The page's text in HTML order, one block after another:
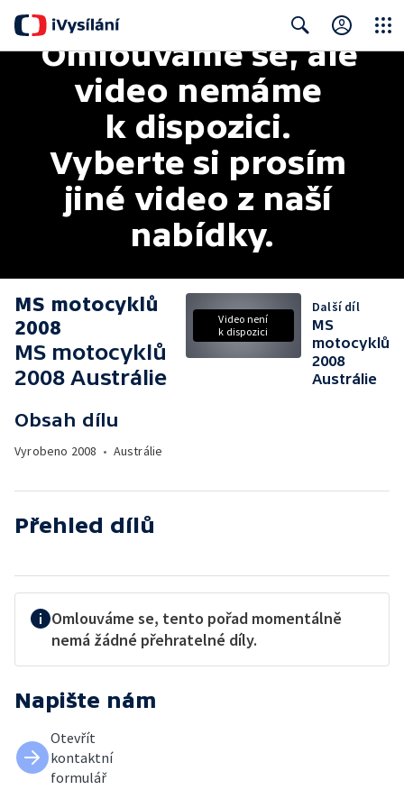
Search
Omlouváme se, ale
video nemáme
k dispozici.
Vyberte si prosím
jiné video z naší
nabídky.
MS motocyklů
2008
MS motocyklů
2008 Austrálie
Obsah dílu
Vyrobeno 2008 • Austrálie
Video není
k dispozici
Další díl
MS
motocyklů
2008
Austrálie
Přehled dílů
Omlouváme se, tento pořad momentálně
nemá žádné přehratelné díly.
Napište nám
Otevřít
kontaktní
formulář